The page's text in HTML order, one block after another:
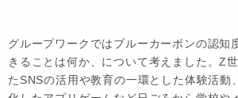
グループワークではブルーカーボンの認知
きることは何か、について考えました。Z
たSNSの活用や教育の一環とした体験活動